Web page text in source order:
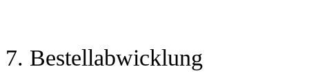
7. Bestellabwicklung